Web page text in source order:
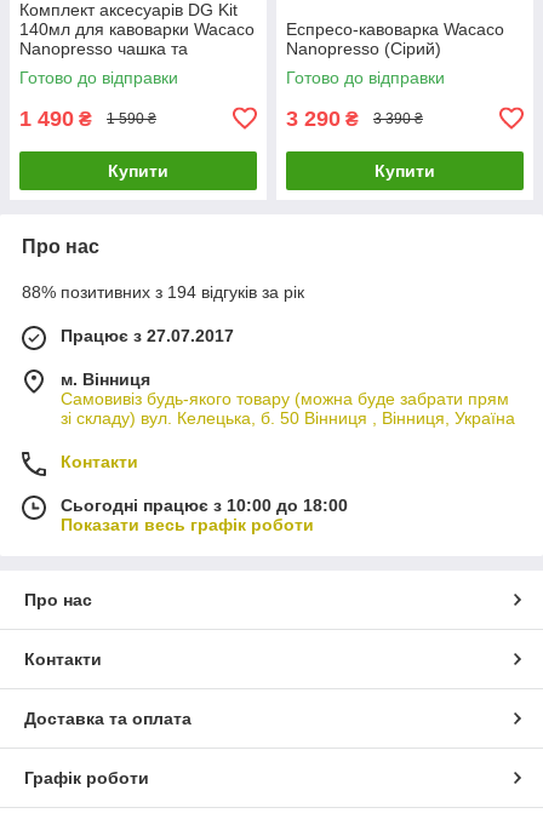
Комплект аксесуарів DG Kit
140мл для кавоварки Wacaco
Nanopresso чашка та
адаптер для капсул
Готово до відправки
1 490 ₴ 1 590 ₴
Купити
Еспресо-кавоварка Wacaco
Nanopresso (Сірий)
Готово до відправки
3 290 ₴ 3 390 ₴
Купити
Про нас
88% позитивних з 194 відгуків за рік
Працює з 27.07.2017
м. Вінниця
Самовивіз будь-якого товару (можна буде забрати прям
зі складу) вул. Келецька, б. 50 Вінниця , Вінниця, Україна
Контакти
Сьогодні працює з 10:00 до 18:00
Показати весь графік роботи
Про нас
Контакти
Доставка та оплата
Графік роботи